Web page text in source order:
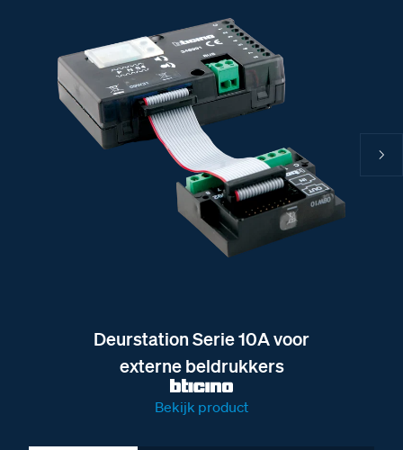
Deurstation Serie 10A voor
externe beldrukkers
Bekijk product